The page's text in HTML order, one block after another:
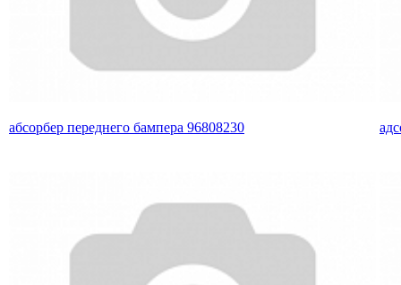
абсорбер переднего бампера 96808230